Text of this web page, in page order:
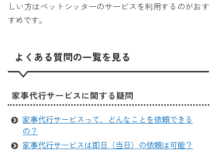
しい方はペットシッターのサービスを利用するのがおす
すめです。
よくある質問の一覧を見る
家事代行サービスに関する疑問
家事代行サービスって、どんなことを依頼できる
の？
家事代行サービスは即日（当日）の依頼は可能？